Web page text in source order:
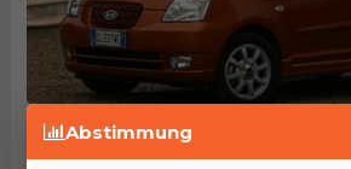
KIA Picanto 1.0
Herstellung von 2004. bis 2007.
EuroNCAP: ~50% des
Abstimmung